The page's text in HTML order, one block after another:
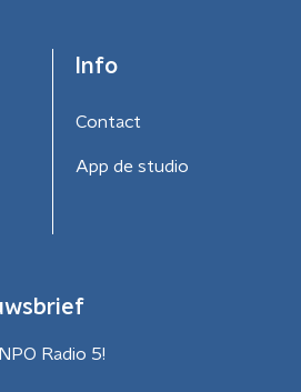
Info
Contact
App de studio
Radio 5!